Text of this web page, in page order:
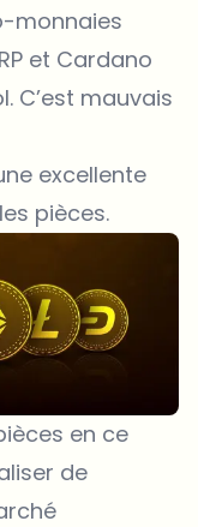
monnaies
et Cardano
C’est mauvais
excellente
pièces.
en ce
de